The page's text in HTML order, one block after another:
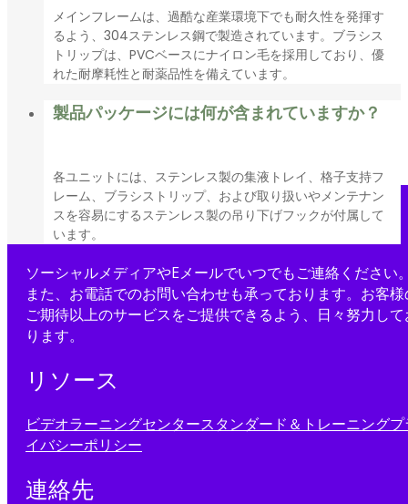
メインフレームは、過酷な産業環境下でも耐久性を発揮す
るよう、304ステンレス鋼で製造されています。ブラシス
トリップは、PVCベースにナイロン毛を採用しており、優
れた耐摩耗性と耐薬品性を備えています。
製品パッケージには何が含まれていますか？
各ユニットには、ステンレス製の集液トレイ、格子支持フ
レーム、ブラシストリップ、および取り扱いやメンテナン
スを容易にするステンレス製の吊り下げフックが付属して
います。
ソーシャルメディアやEメールでいつでもご連絡ください
また、お電話でのお問い合わせも承っております。お客様
ご期待以上のサービスをご提供できるよう、日々努力して
ります。
リソース
ビデオラーニングセンタースタンダード＆トレーニング
イバシーポリシー
連絡先